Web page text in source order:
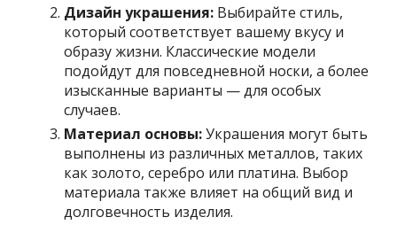
Дизайн украшения: Выбирайте стиль,
который соответствует вашему вкусу и
образу жизни. Классические модели
подойдут для повседневной носки, а более
изысканные варианты — для особых
случаев.
Материал основы:Украшения могут быть
выполнены из различных металлов, таких
как золото, серебро или платина. Выбор
материала также влияет на общий вид и
долговечность изделия.